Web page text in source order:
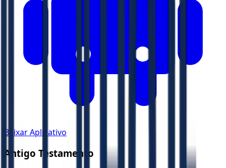
Baixar Aplicativo
Antigo Testamento